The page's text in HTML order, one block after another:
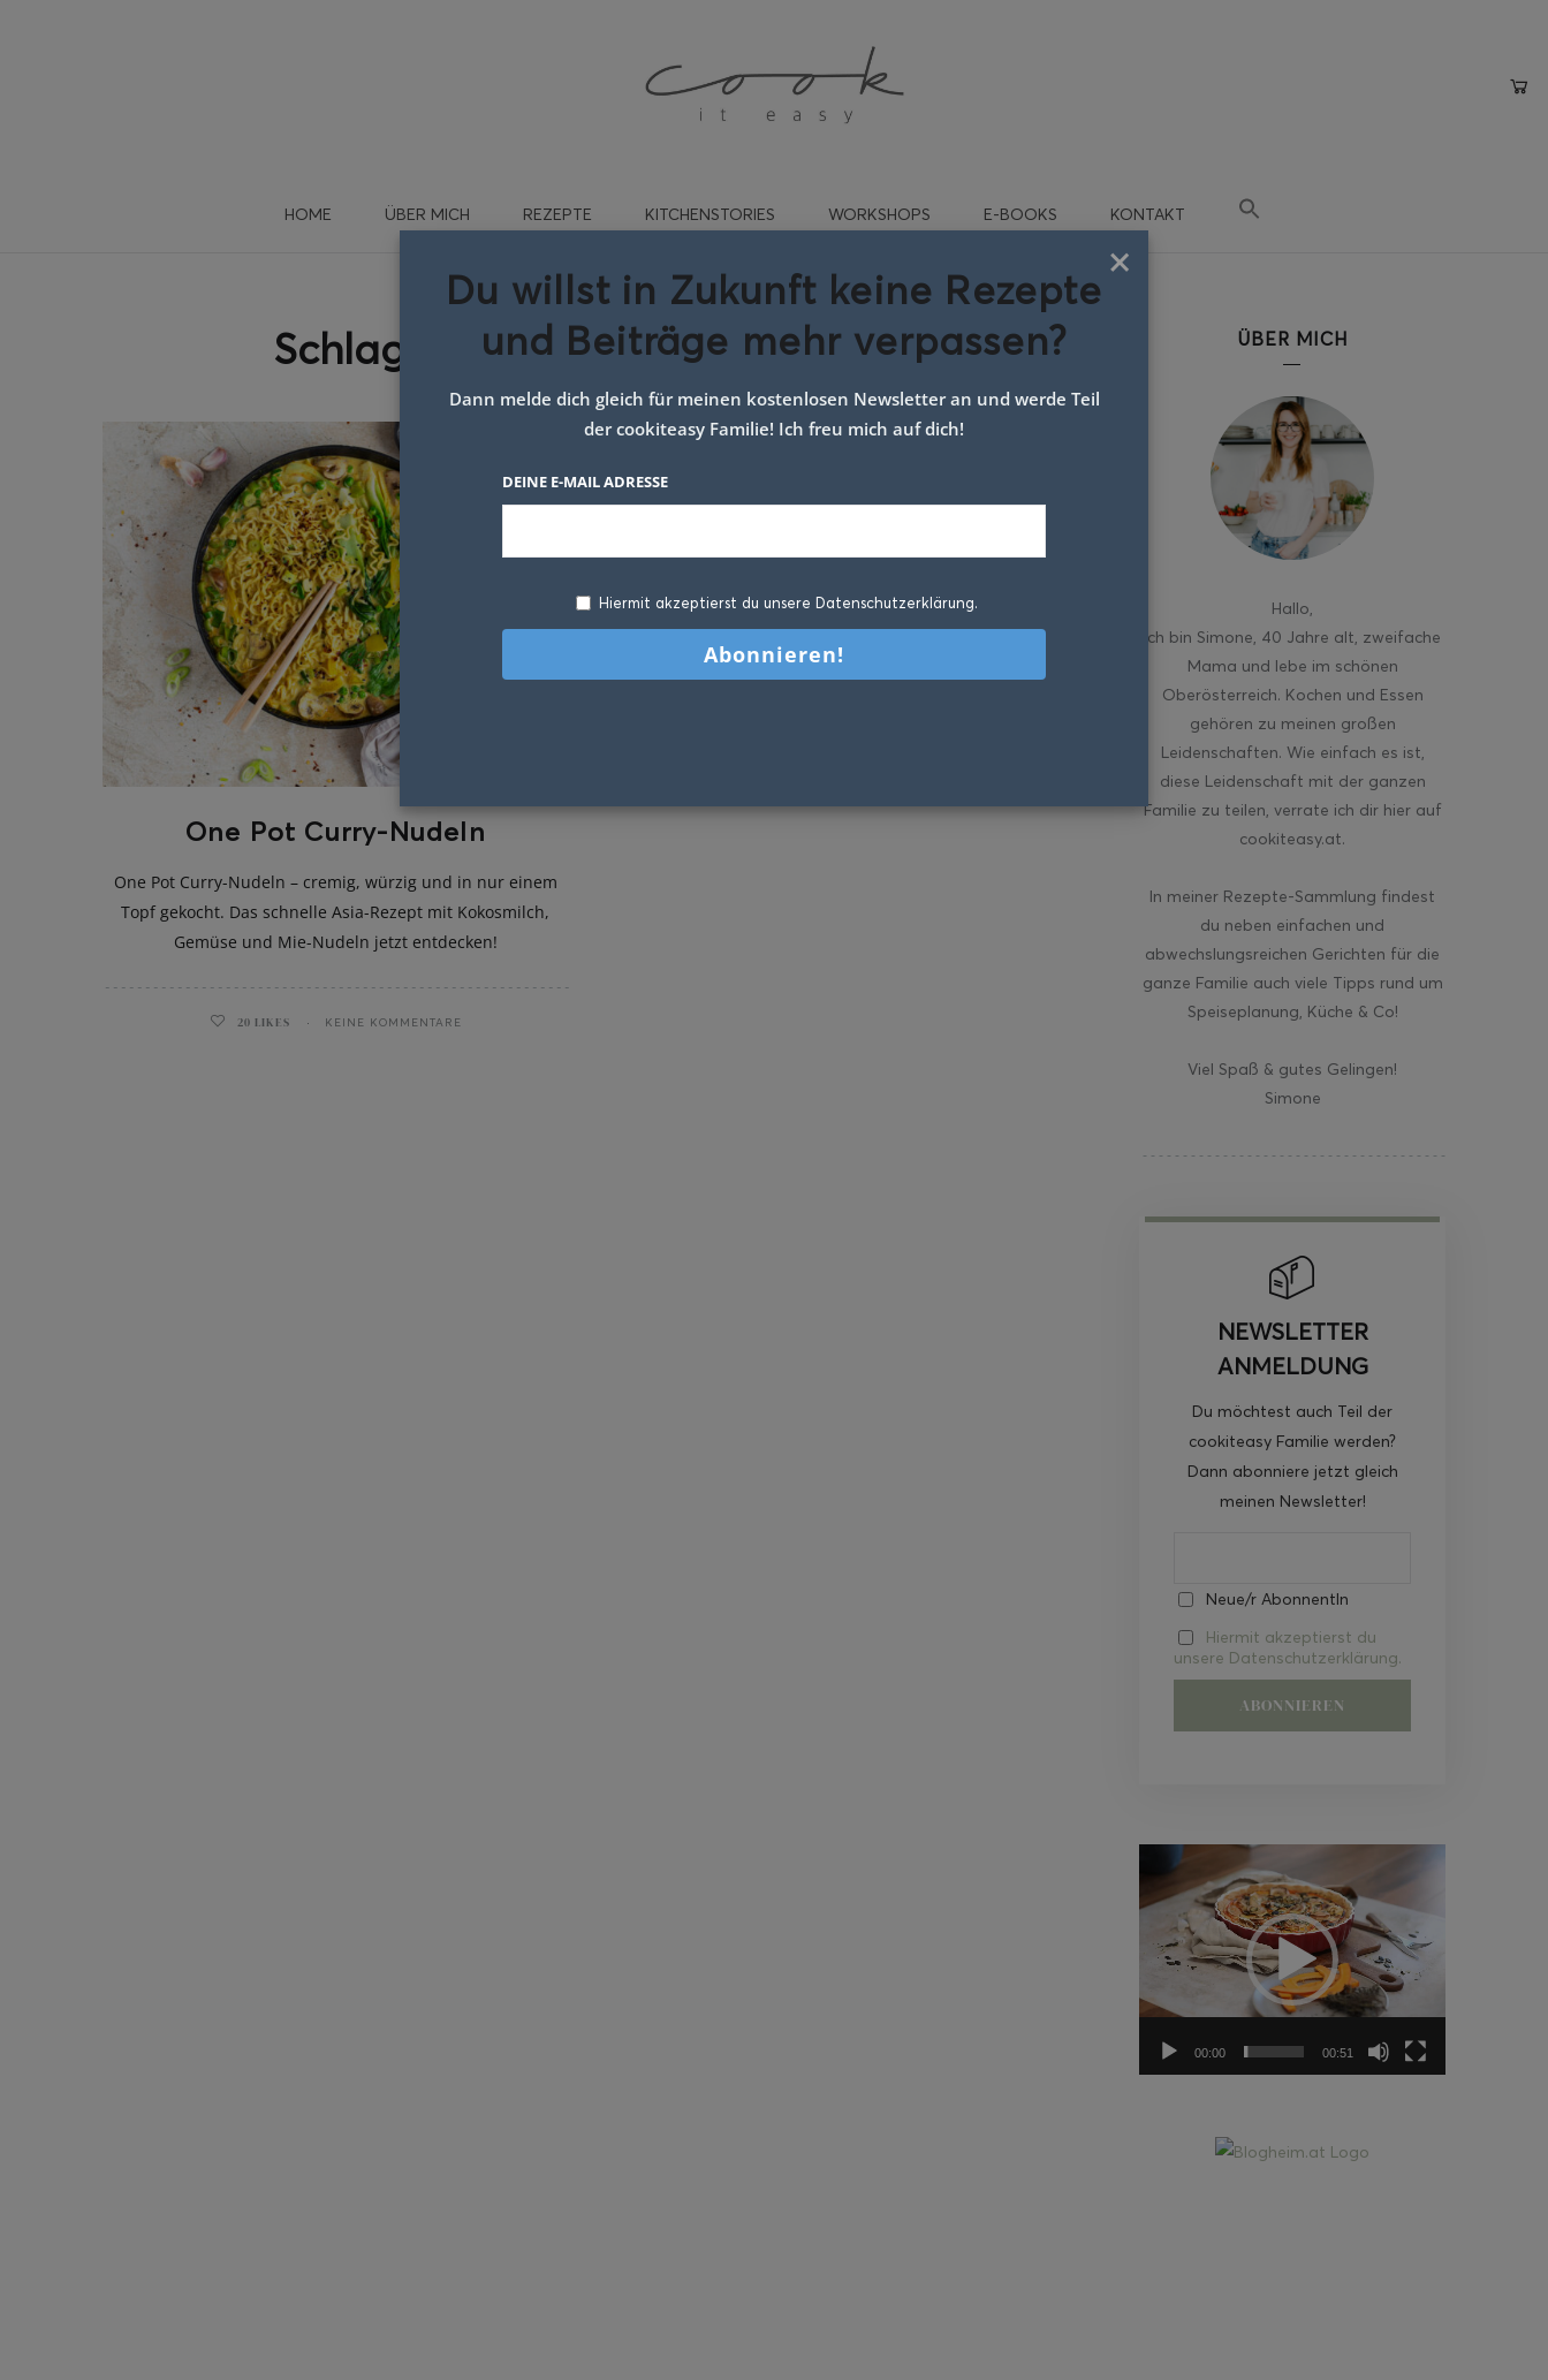
HOME ÜBER MICH REZEPTE KITCHENSTORIES WORKSHOPS E-BOOKS KONTAKT
Schlagwort:Gemüsepfanne Asia
One Pot Curry-Nudeln
One Pot Curry-Nudeln – cremig, würzig und in nur einem
Topf gekocht. Das schnelle Asia-Rezept mit Kokosmilch,
Gemüse und Mie-Nudeln jetzt entdecken!
20 LIKES KEINE KOMMENTARE
ÜBER MICH
Hallo
ich bin Simone, 40 Jahre alt, zweifache
Mama und lebe im schönen
Oberösterreich. Kochen und Essen
gehören zu meinen großen
Leidenschaften. Wie einfach es ist,
diese Leidenschaft mit der ganzen
Familie zu teilen, verrate ich dir hier auf
cookiteasy.at.
In meiner Rezepte-Sammlung findest
du neben einfachen und
abwechslungsreichen Gerichten für die
ganze Familie auch viele Tipps rund um
Speiseplanung, Küche & Co!
Viel Spaß & gutes Gelingen!
Simone
NEWSLETTER
ANMELDUNG
Du möchtest auch Teil der
cookiteasy Familie werden?
Dann abonniere jetzt gleich
meinen Newsletter!
Neue/r AbonnentIn
Hiermit akzeptierst du
unsere Datenschutzerklärung.
Video-
Player
00:00 00:51
×
Du willst in Zukunft keine Rezepte
und Beiträge mehr verpassen?
Dann melde dich gleich für meinen kostenlosen Newsletter an und werde Teil
der cookiteasy Familie! Ich freu mich auf dich!
DEINE E-MAIL ADRESSE
Hiermit akzeptierst du unsere Datenschutzerklärung.